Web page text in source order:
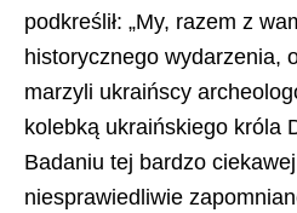
podkreślił: „My, razem z
historycznego wydarzenia,
marzyli ukraińscy
kolebką ukraińskiego króla
Badaniu tej bardzo
niesprawiedliwie